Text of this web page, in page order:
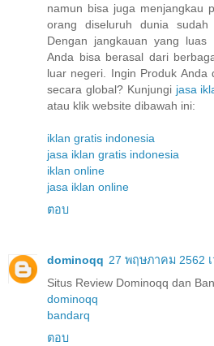
namun bisa juga menjangkau
orang diseluruh dunia sudah
Dengan jangkauan yang
Anda bisa berasal dari
luar negeri. Ingin Produk Anda
secara global? Kunjungi jasa
atau klik website dibawah ini:
iklan gratis indonesia
jasa iklan gratis indonesia
iklan online
jasa iklan online
ตอบ
dominoqq 27 พฤษภาคม 2562
Situs Review Dominoqq dan
dominoqq
bandarq
ตอบ